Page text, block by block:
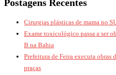
Postagens Recentes
Cirurgias plásticas de mama no
Exame toxicológico passa a ser
B na Bahia
Prefeitura de Feira executa obras
praças